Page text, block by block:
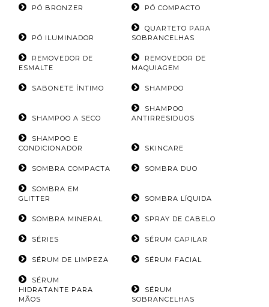
PÓ BRONZER PÓ COMPACTO
PÓ ILUMINADOR
QUARTETO PARA
SOBRANCELHAS
REMOVEDOR DE
ESMALTE
REMOVEDOR DE
MAQUIAGEM
SABONETE ÍNTIMO SHAMPOO
SHAMPOO A SECO
SHAMPOO
ANTIRRESIDUOS
SHAMPOO E
CONDICIONADOR
SKINCARE
SOMBRA COMPACTA SOMBRA DUO
SOMBRA EM
GLITTER
SOMBRA LÍQUIDA
SOMBRA MINERAL SPRAY DE CABELO
SÉRIES SÉRUM CAPILAR
SÉRUM DE LIMPEZA SÉRUM FACIAL
SÉRUM
HIDRATANTE PARA
MÃOS
SÉRUM
SOBRANCELHAS